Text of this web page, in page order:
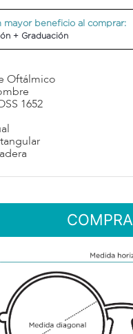
mayor beneficio al comprar:
+ Graduación
Oftálmico
1652